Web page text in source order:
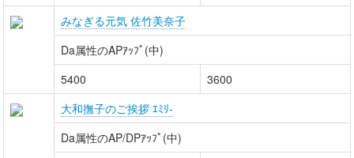
みなぎる元気 佐竹美奈子
Da属性のAPｱｯﾌﾟ(中)
5400
3600
大和撫子のご挨拶 ｴﾐﾘ-
Da属性のAP/DPｱｯﾌﾟ(中)